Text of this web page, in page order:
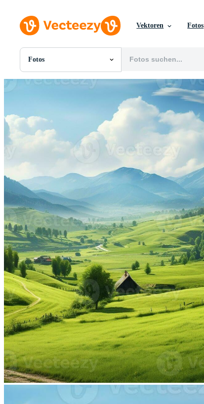
Vektoren Fotos
Fotos
Alle Bilder
Vektoren
Videos
Motion Graphics
Redaktionelle Bilder
Redaktionelle Ereignisse